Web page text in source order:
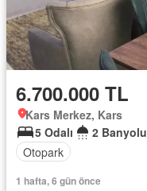
6.700.000 TL
Kars Merkez, Kars
5 Odalı
2 Banyolu
Otopark
1 hafta, 6 gün önce